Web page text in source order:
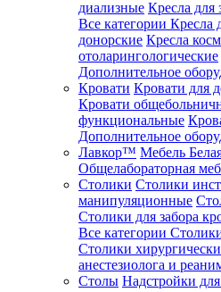
диализные Кресла для
Все категории
донорские Кресла
отоларингологические
Дополнительное
Кровати Кровати для
Кровати
функциональные
Дополнительное
Лавкор™ Мебель
Общелабораторная
Столики Столики
манипуляционные
Столики для забора
Все категории
Столики
анестезиолога и
Столы Надстройки